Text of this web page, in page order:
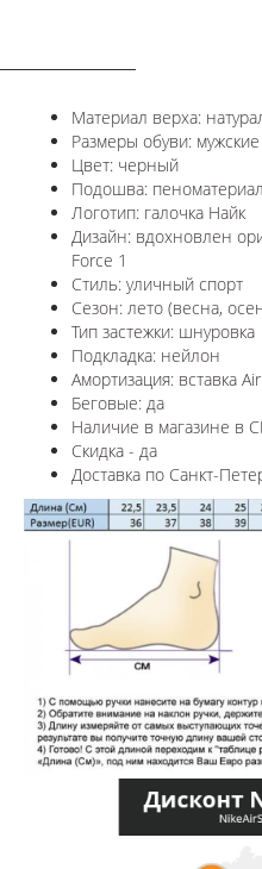
Материал верха:
Размеры обуви:
Цвет: черный
Подошва: пеноматериал
Логотип: галочка Найк
Дизайн: вдохновлен
Force 1
Стиль: уличный спорт
Сезон: лето (весна,
Тип застежки: шнуровка
Подкладка: нейлон
Амортизация: вставка
Беговые: да
Наличие в магазине в
Скидка - да
Доставка по Санкт-